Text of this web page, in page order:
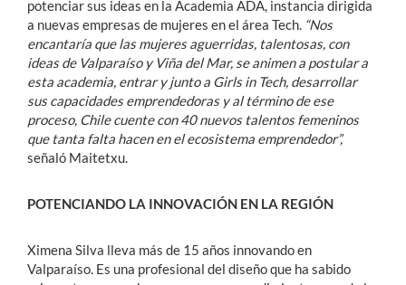
potenciar sus ideas en la Academia ADA, instancia dirigida
a nuevas empresas de mujeres en el área Tech. “Nos
encantaría que las mujeres aguerridas, talentosas, con
ideas de Valparaíso y Viña del Mar, se animen a postular a
esta academia, entrar y junto a Girls in Tech, desarrollar
sus capacidades emprendedoras y al término de ese
proceso, Chile cuente con 40 nuevos talentos femeninos
que tanta falta hacen en el ecosistema emprendedor”,
señaló Maitetxu.
POTENCIANDO LA INNOVACIÓN EN LA REGIÓN
Ximena Silva lleva más de 15 años innovando en
Valparaíso. Es una profesional del diseño que ha sabido